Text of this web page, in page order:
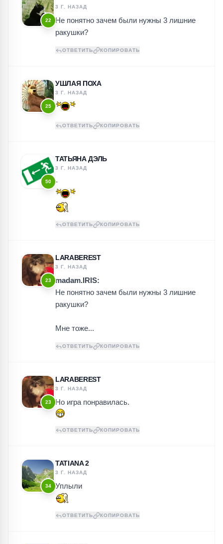
22
3 Г. НАЗАД
Не понятно зачем были нужны 3 лишние
ракушки?
ОТВЕТИТЬ КОПИРОВАТЬ
25
УШЛАЯ ПОХА
3 Г. НАЗАД
ОТВЕТИТЬ КОПИРОВАТЬ
50
ТАТЬЯНА ДЭЛЬ
3 Г. НАЗАД
-
ОТВЕТИТЬ КОПИРОВАТЬ
23
LARABEREST
3 Г. НАЗАД
madam.IRIS:
Не понятно зачем были нужны 3 лишние
ракушки?
Мне тоже...
ОТВЕТИТЬ КОПИРОВАТЬ
23
LARABEREST
3 Г. НАЗАД
Но игра понравилась.
ОТВЕТИТЬ КОПИРОВАТЬ
34
TATIANA 2
3 Г. НАЗАД
Уплыли
ОТВЕТИТЬ КОПИРОВАТЬ